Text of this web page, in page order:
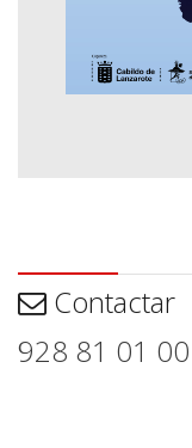
Contactar
928 81 01 00